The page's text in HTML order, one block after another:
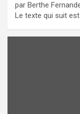
par Berthe
Le texte qui suit